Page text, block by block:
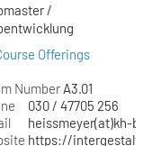
/
Offerings
NumberA3.01
030 / 47705 256
heissmeyer(at)kh-
https://